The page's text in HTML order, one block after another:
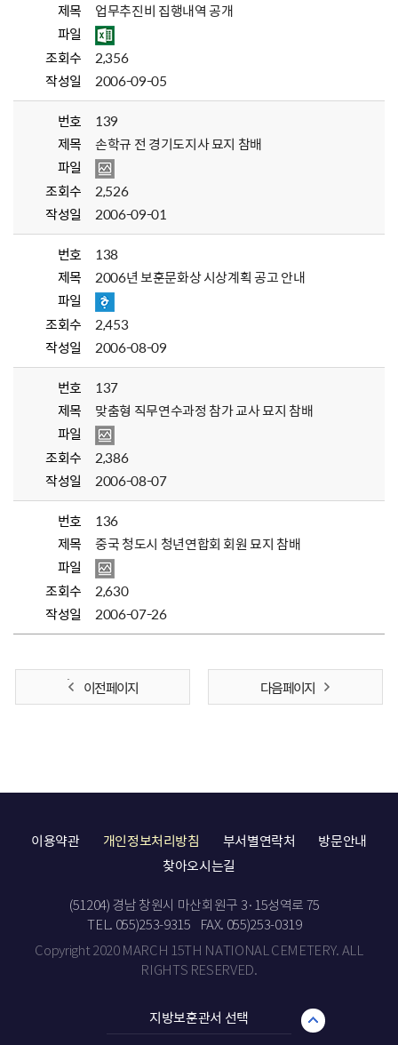
제목
업무추진비 집행내역 공개
파일
조회수
2,356
작성일
2006-09-05
번호
139
제목
손학규 전 경기도지사 묘지 참배
파일
조회수
2,526
작성일
2006-09-01
번호
138
제목
2006년 보훈문화상 시상계획 공고 안내
파일
조회수
2,453
작성일
2006-08-09
번호
137
제목
맞춤형 직무연수과정 참가 교사 묘지 참배
파일
조회수
2,386
작성일
2006-08-07
번호
136
제목
중국 청도시 청년연합회 회원 묘지 참배
파일
조회수
2,630
작성일
2006-07-26
이전 페이지 다음 페이지
이용약관 개인정보처리방침 부서별연락처
방문안내
찾아오시는길
(51204) 경남 창원시 마산회원구 3·15성역로 75
TEL. 055)253-9315
FAX. 055)253-0319
Copyright 2020 MARCH 15TH NATIONAL CEMETERY. ALL
RIGHTS RESERVED.
지방보훈관서 선택